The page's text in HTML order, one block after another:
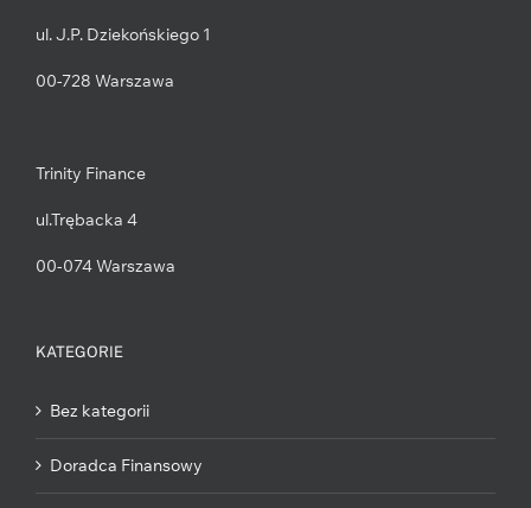
ul. J.P. Dziekońskiego 1
00-728 Warszawa
Trinity Finance
ul.Trębacka 4
00-074 Warszawa
KATEGORIE
Bez kategorii
Doradca Finansowy